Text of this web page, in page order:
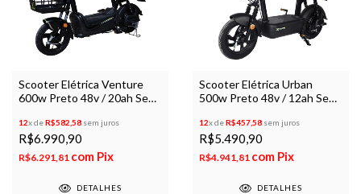
Scooter Elétrica Venture
600w Preto 48v / 20ah Sem
12x deR$582,58 sem juros
R$6.990,90
R$6.291,81 com Pix
DETALHES
Scooter Elétrica Urban
500w Preto 48v / 12ah Sem
12x deR$457,58 sem juros
R$5.490,90
R$4.941,81 com Pix
DETALHES